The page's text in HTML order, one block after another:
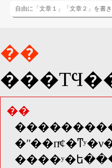
自由に「文章１」「文章２」を書
��
��